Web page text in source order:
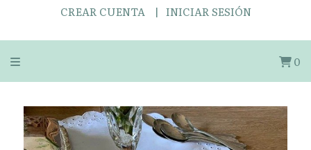
CREAR CUENTA INICIAR SESIÓN
0